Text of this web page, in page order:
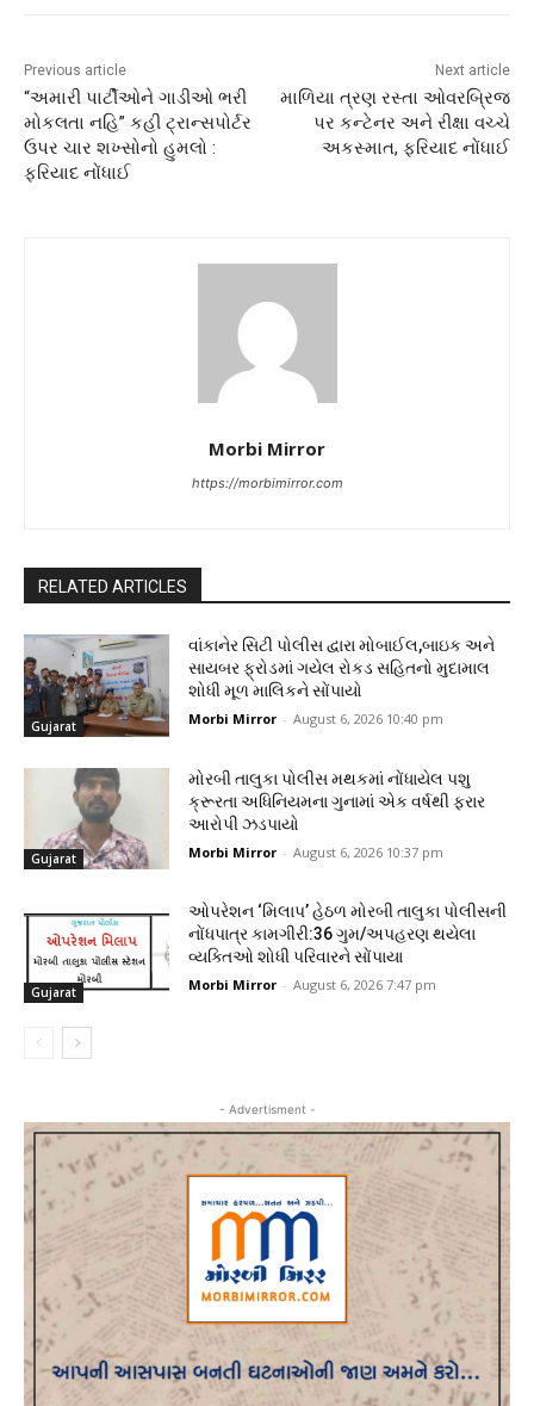
Previous article
“અમારી પાર્ટીઓને ગાડીઓ ભરી
મોકલતા નહિ” કહી ટ્રાન્સપોર્ટર
ઉપર ચાર શખ્સોનો હુમલો :
ફરિયાદ નોંધાઈ
Next article
માળિયા ત્રણ રસ્તા ઓવરબ્રિજ
પર કન્ટેનર અને રીક્ષા વચ્ચે
અકસ્માત, ફરિયાદ નોંધાઈ
Morbi Mirror
https://morbimirror.com
RELATED ARTICLES
Gujarat
વાંકાનેર સિટી પોલીસ દ્વારા મોબાઈલ,બાઇક અને
સાયબર ફ્રોડમાં ગયેલ રોકડ સહિતનો મુદામાલ
શોધી મૂળ માલિકને સોંપાયો
Morbi Mirror - August 6, 2026 10:40 pm
Gujarat
મોરબી તાલુકા પોલીસ મથકમાં નોંધાયેલ પશુ
ક્રૂરતા અધિનિયમના ગુનામાં એક વર્ષથી ફરાર
આરોપી ઝડપાયો
Morbi Mirror - August 6, 2026 10:37 pm
Gujarat
ઓપરેશન ‘મિલાપ’ હેઠળ મોરબી તાલુકા પોલીસની
નોંધપાત્ર કામગીરી:36 ગુમ/અપહરણ થયેલા
વ્યક્તિઓ શોધી પરિવારને સોંપાયા
Morbi Mirror - August 6, 2026 7:47 pm
- Advertisment -